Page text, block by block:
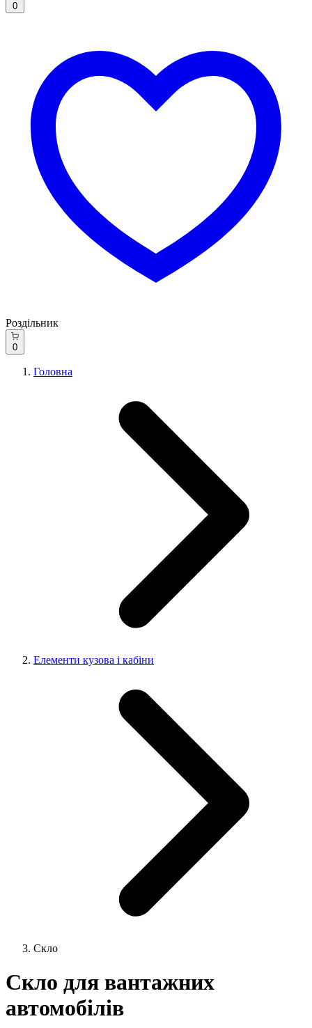
0
Роздільник
0
Головна
Елементи кузова і кабіни
Скло
Скло для вантажних
автомобілів